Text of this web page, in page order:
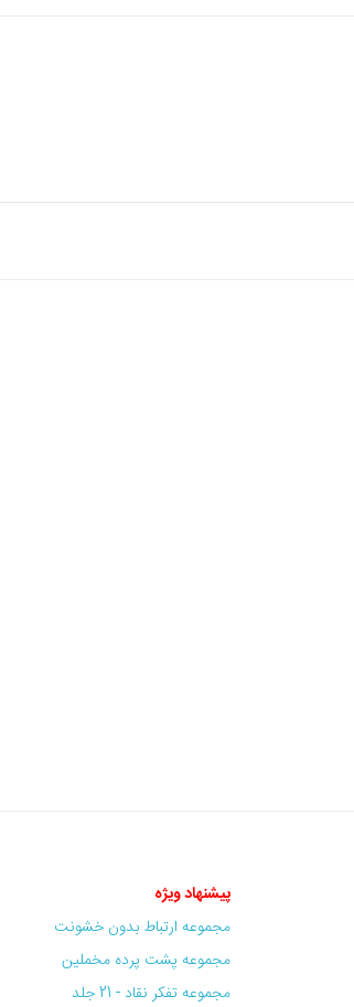
پیشنهاد ویژه
مجموعه ارتباط بدون خشونت
مجموعه پشت پرده مخملین
مجموعه تفکر نقاد - 21 جلد